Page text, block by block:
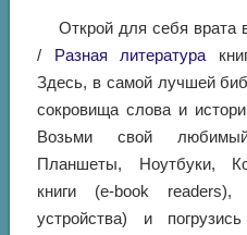
Открой для себя врата
/ Разная литература
Здесь, в самой лучшей
сокровища слова и
Возьми свой
Планшеты, Ноутбуки,
книги (e-book readers),
устройства) и